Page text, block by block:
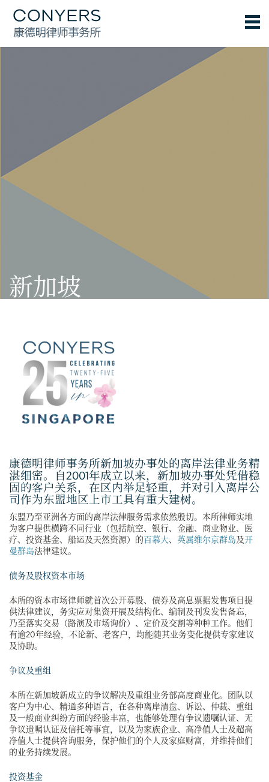
新加坡
康德明律师事务所新加坡办事处的离岸法律业务精
湛细密。自2001年成立以来，新加坡办事处凭借稳
固的客户关系，在区内举足轻重，并对引入离岸公
司作为东盟地区上市工具有重大建树。
东盟乃至亚洲各方面的离岸法律服务需求依然殷切。本所律师实地
为客户提供横跨不同行业（包括航空、银行、金融、商业物业、医
疗、投资基金、船运及天然资源）的百慕大、 英属维尔京群岛及开
曼群岛法律建议。
债务及股权资本市场
本所的资本市场律师就首次公开募股、债券及高息票据发售项目提
供法律建议，务实应对集资开展及结构化、编制及刊发发售备忘，
乃至落实交易（路演及市场询价）、定价及交割等种种工作。他们
有逾20年经验，不论新、老客户，均能随其业务变化提供专家建议
及协助。
争议及重组
本所在新加坡新成立的争议解决及重组业务部高度商业化。团队以
客户为中心、精通多种语言，在各种离岸清盘、诉讼、仲裁、重组
及一般商业纠纷方面的经验丰富，也能够处理有争议遗嘱认证、无
争议遗嘱认证及信托等事宜，以及为家族企业、高净值人士及超高
净值人士提供咨询服务，保护他们的个人及家庭财富，并维持他们
的业务持续发展。
投资基金